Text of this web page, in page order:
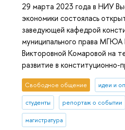
29 марта 2023 года в НИУ
экономики состоялась
заведующей кафедрой
муниципального права МГЮА
Викторовной Комаровой на
развитие в конституционно-
Свободное общение идеи и
студенты репортаж о событии
магистратура